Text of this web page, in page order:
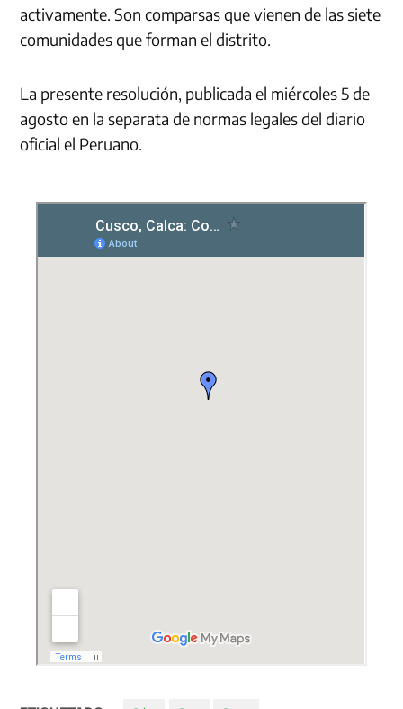
activamente. Son comparsas que vienen de las siete
comunidades que forman el distrito.
La presente resolución, publicada el miércoles 5 de
agosto en la separata de normas legales del diario
oficial el Peruano.